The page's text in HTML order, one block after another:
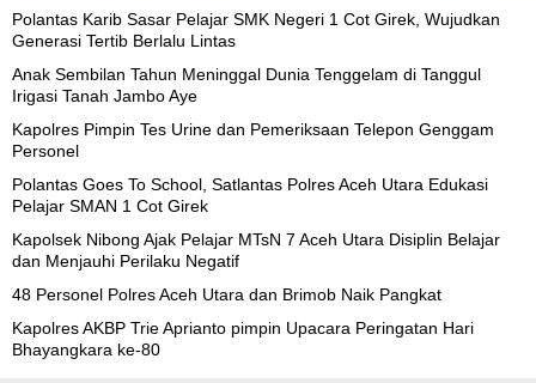
Polantas Karib Sasar Pelajar SMK Negeri 1 Cot Girek, Wujudkan
Generasi Tertib Berlalu Lintas
Anak Sembilan Tahun Meninggal Dunia Tenggelam di Tanggul
Irigasi Tanah Jambo Aye
Kapolres Pimpin Tes Urine dan Pemeriksaan Telepon Genggam
Personel
Polantas Goes To School, Satlantas Polres Aceh Utara Edukasi
Pelajar SMAN 1 Cot Girek
Kapolsek Nibong Ajak Pelajar MTsN 7 Aceh Utara Disiplin Belajar
dan Menjauhi Perilaku Negatif
48 Personel Polres Aceh Utara dan Brimob Naik Pangkat
Kapolres AKBP Trie Aprianto pimpin Upacara Peringatan Hari
Bhayangkara ke-80